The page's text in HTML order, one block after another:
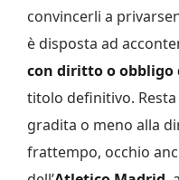
convincerli a
è disposta ad
con diritto o obbligo
titolo definitivo.
gradita o meno alla
frattempo, occhio